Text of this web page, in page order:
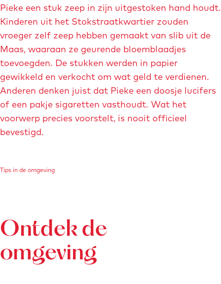
Pieke een stuk zeep in zijn uitgestoken hand houdt.
Kinderen uit het Stokstraatkwartier zouden
vroeger zelf zeep hebben gemaakt van slib uit de
Maas, waaraan ze geurende bloemblaadjes
toevoegden. De stukken werden in papier
gewikkeld en verkocht om wat geld te verdienen.
Anderen denken juist dat Pieke een doosje lucifers
of een pakje sigaretten vasthoudt. Wat het
voorwerp precies voorstelt, is nooit officieel
bevestigd.
Ontdek de
omgeving
Tips in de omgeving